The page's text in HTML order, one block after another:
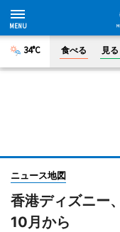
34°C 食べる 見
ニュース地図
香港ディズニー
10月から